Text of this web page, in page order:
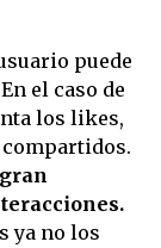
puede
el caso de
los likes,
ya no los